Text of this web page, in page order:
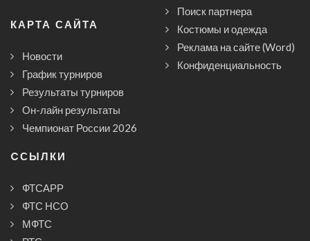
КАРТА САЙТА
Новости
График турниров
Результаты турниров
Он-лайн результаты
Чемпионат России 2026
Поиск партнера
Костюмы и одежда
Реклама на сайте (Word)
Конфиденциальность
CСЫЛКИ
ФТСАРР
ФТС НСО
МФТС